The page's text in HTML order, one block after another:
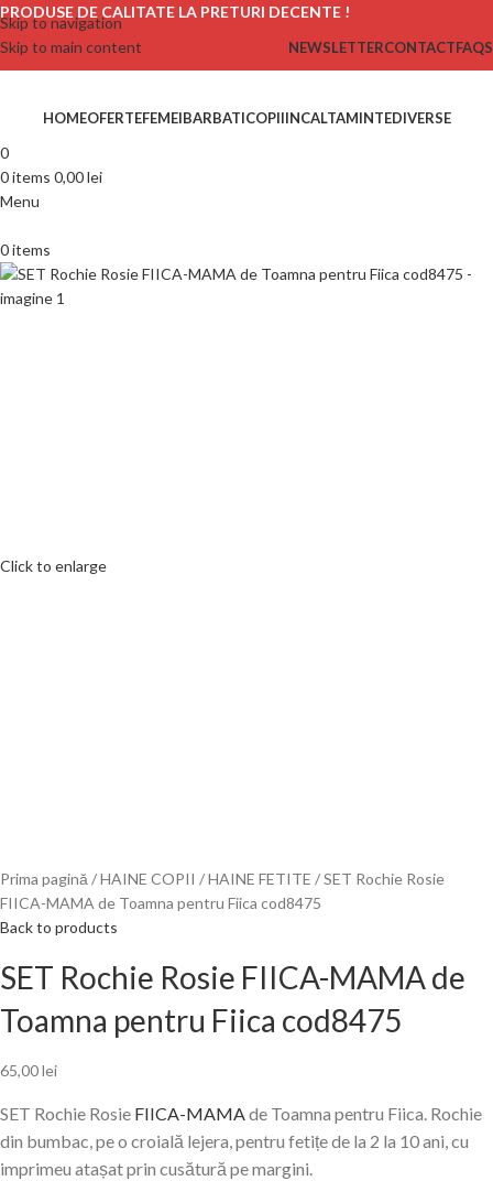
Skip to navigation
Skip to main content
PRODUSE DE CALITATE LA PRETURI DECENTE !
NEWSLETTERCONTACTFAQS
HOMEOFERTEFEMEIBARBATICOPIIINCALTAMINTEDIVERSE
0
0items 0,00lei
Menu
0items
Click to enlarge
Prima pagină HAINE COPII HAINE FETITE
SET Rochie Rosie
FIICA-MAMA de Toamna pentru Fiica cod8475
Back to products
SET Rochie Rosie FIICA-MAMA de
Toamna pentru Fiica cod8475
65,00lei
SET Rochie Rosie FIICA-MAMAde Toamna pentru Fiica. Rochie
din bumbac, pe o croială lejera, pentru fetițe de la 2 la 10 ani, cu
imprimeu atașat prin cusătură pe margini.